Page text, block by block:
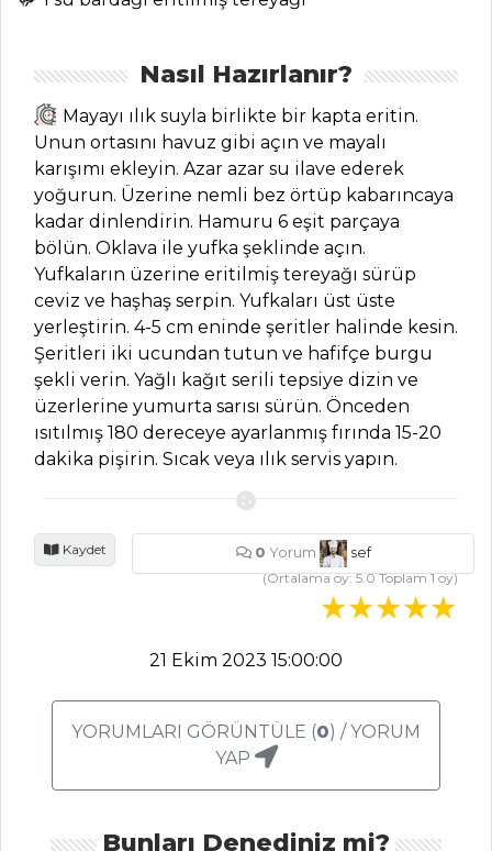
Aktüel
Chefs
Haber
ŞEFİN TARİFLERİ
MENÜLER
Tüm
Kategoriler
ÇORBALAR
Barbunya
Fasulyeli
Karalahana Çorbası
Biber Soslu
Rezene Çorbası
SEBZE
Nasıl Hazırlanır?
Mayayı ılık suyla birlikte bir kapta eritin.
Unun ortasını havuz gibi açın ve mayalı
karışımı ekleyin. Azar azar su ilave ederek
yoğurun. Üzerine nemli bez örtüp kabarıncaya
kadar dinlendirin. Hamuru 6 eşit parçaya
bölün. Oklava ile yufka şeklinde açın.
Yufkaların üzerine eritilmiş tereyağı sürüp
ceviz ve haşhaş serpin. Yufkaları üst üste
yerleştirin. 4-5 cm eninde şeritler halinde kesin.
Şeritleri iki ucundan tutun ve hafifçe burgu
şekli verin. Yağlı kağıt serili tepsiye dizin ve
üzerlerine yumurta sarısı sürün. Önceden
ısıtılmış 180 dereceye ayarlanmış fırında 15-20
dakika pişirin. Sıcak veya ılık servis yapın.
Kaydet 0 Yorum
sef
(Ortalama oy:5.0Toplam1oy)
21 Ekim 2023 15:00:00
YORUMLARI GÖRÜNTÜLE (0) / YORUM
YAP
Bunları Denediniz mi?